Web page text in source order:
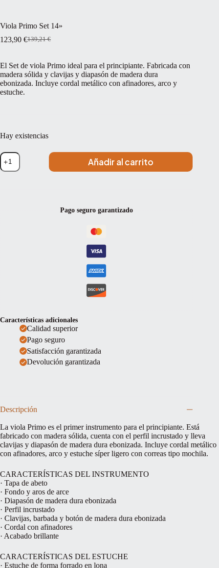
Viola Primo Set 14»
139,21€
El
original
era:
139,21 €.
123,90 €El
actual
es:
123,90 €.
El Set de viola Primo ideal para el principiante. Fabricada con
madera sólida y clavijas y diapasón de madera dura
ebonizada. Incluye cordal metálico con afinadores, arco y
estuche.
Hay existencias
Viola
Primo
Set
Añadir al carrito
Pago seguro garantizado
Características adicionales
Calidad superior
Pago seguro
Satisfacción garantizada
Devolución garantizada
Descripción
La viola Primo es el primer instrumento para el principiante. Está
fabricado con madera sólida, cuenta con el perfil incrustado y lleva
clavijas y diapasón de madera dura ebonizada. Incluye cordal metálico
con afinadores, arco y estuche síper ligero con correas tipo mochila.
CARACTERÍSTICAS DEL INSTRUMENTO
· Tapa de abeto
· Fondo y aros de arce
· Diapasón de madera dura ebonizada
· Perfil incrustado
· Clavijas, barbada y botón de madera dura ebonizada
· Cordal con afinadores
· Acabado brillante
CARACTERÍSTICAS DEL ESTUCHE
· Estuche de forma forrado en lona